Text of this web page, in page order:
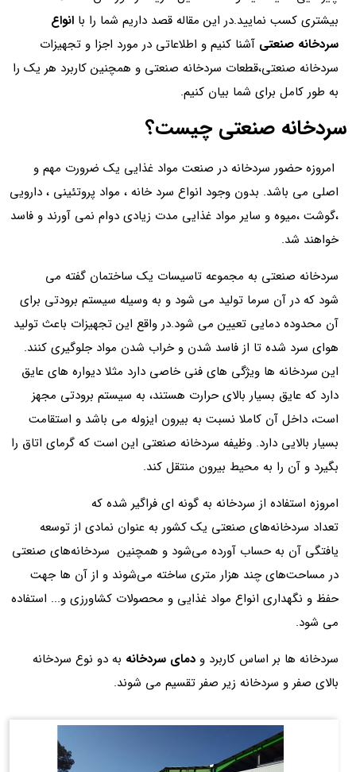
بیشتری کسب نمایید.در این مقاله قصد داریم شما را با انواع
سردخانه صنعتی آشنا کنیم و اطلاعاتی در مورد اجزا و تجهیزات
سردخانه صنعتی،قطعات سردخانه صنعتی و همچنین کاربرد هر یک را
به طور کامل برای شما بیان کنیم.
سردخانه صنعتی چیست؟
امروزه حضور سردخانه در صنعت مواد غذایی یک ضرورت مهم و
اصلی می باشد. بدون وجود انواع سرد خانه ، مواد پروتئینی ، دارویی
،گوشت ،میوه و سایر مواد غذایی مدت زیادی دوام نمی آورند و فاسد
خواهند شد.
سردخانه صنعتی به مجموعه تاسیسات یک ساختمان گفته می
شود که در آن سرما تولید می شود و به وسیله سیستم برودتی برای
آن محدوده دمایی تعیین می شود.در واقع این تجهیزات باعث تولید
هوای سرد شده تا از فاسد شدن و خراب شدن مواد جلوگیری کنند.
این سردخانه ها ویژگی های فنی خاصی دارد مثلا دیواره های عایق
دارد که عایق بسیار بالای حرارت هستند، به سیستم برودتی مجهز
است، داخل آن کاملا نسبت به بیرون ایزوله می باشد و استقامت
بسیار بالایی دارد. وظیفه سردخانه صنعتی این است که گرمای اتاق را
بگیرد و آن را به محیط بیرون منتقل کند.
امروزه استفاده از سردخانه به گونه ای فراگیر شده که
تعداد سردخانه‌های صنعتی یک کشور به عنوان نمادی از توسعه
یافتگی آن به حساب آورده می‌شود و همچنین سردخانه‌های صنعتی
در مساحت‌های چند هزار متری ساخته می‌شوند و از آن ها جهت
حفظ و نگهداری انواع مواد غذایی و محصولات کشاورزی و... استفاده
می شود.
سردخانه ها بر اساس کاربرد و دمای سردخانه به دو نوع سردخانه
بالای صفر و سردخانه زیر صفر تقسیم می شوند.